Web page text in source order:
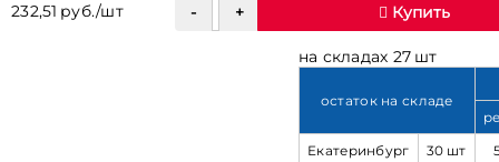
232,51 руб./шт Купить
на складах 27 шт
остаток на складе
Екатеринбург
30 шт